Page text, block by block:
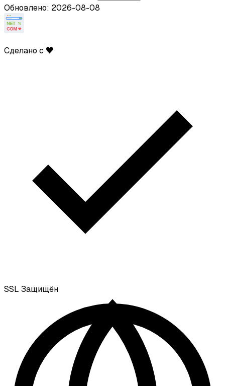
Обновлено: 2026-08-08
Сделано с ♥
SSL Защищён